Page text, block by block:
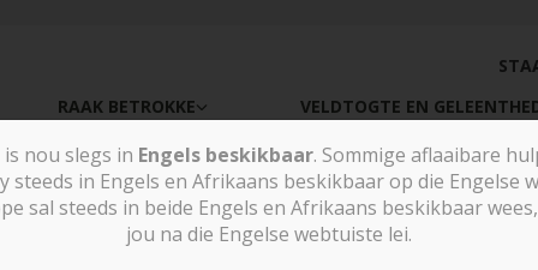
RAAK BETROKKE VELDTOGTE EN
nou slegs in Engels beskikbaar. Sommige aflaaibare
steeds in Engels en Afrikaans beskikbaar op die Engelse
sal steeds in beide Engels en Afrikaans beskikbaar
jou na die Engelse webtuiste lei.